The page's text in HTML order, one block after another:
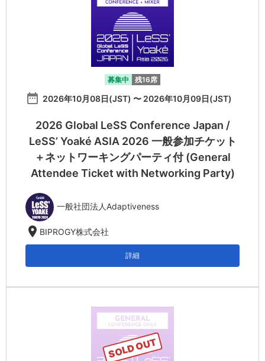
募集中 残16席
date_range 2026年10月08日(JST) 〜 2026年10月09日(JST)
2026 Global LeSS Conference Japan /
LeSS’ Yoaké ASIA 2026 一般参加チケット
＋ネットワーキングパーティ付 (General
Attendee Ticket with Networking Party)
一般社団法人Adaptiveness
location_on BIPROGY株式会社
詳細
SOLD OUT